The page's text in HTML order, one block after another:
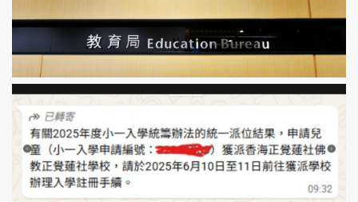
©Eastweek.com.hk. All rights reserved.